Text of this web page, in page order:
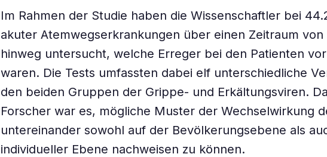
Im Rahmen der Studie haben die Wissenschaftler bei
akuter Atemwegserkrankungen über einen Zeitraum
hinweg untersucht, welche Erreger bei den Patienten
waren. Die Tests umfassten dabei elf unterschiedliche
den beiden Gruppen der Grippe- und Erkältungsviren.
Forscher war es, mögliche Muster der Wechselwirkung
untereinander sowohl auf der Bevölkerungsebene als
individueller Ebene nachweisen zu können.